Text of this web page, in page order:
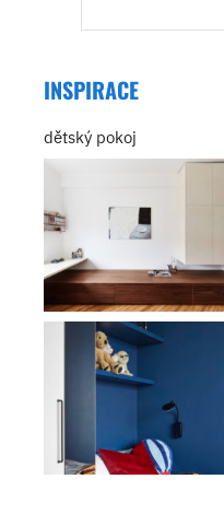
INSPIRACE
dětský pokoj